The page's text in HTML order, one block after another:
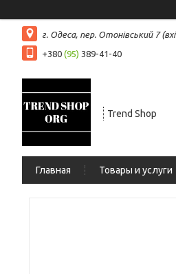
г. Одеса, пер. Отонівський 7
+380 (95) 389-41-40
Trend Shop
Главная Товары и услуги